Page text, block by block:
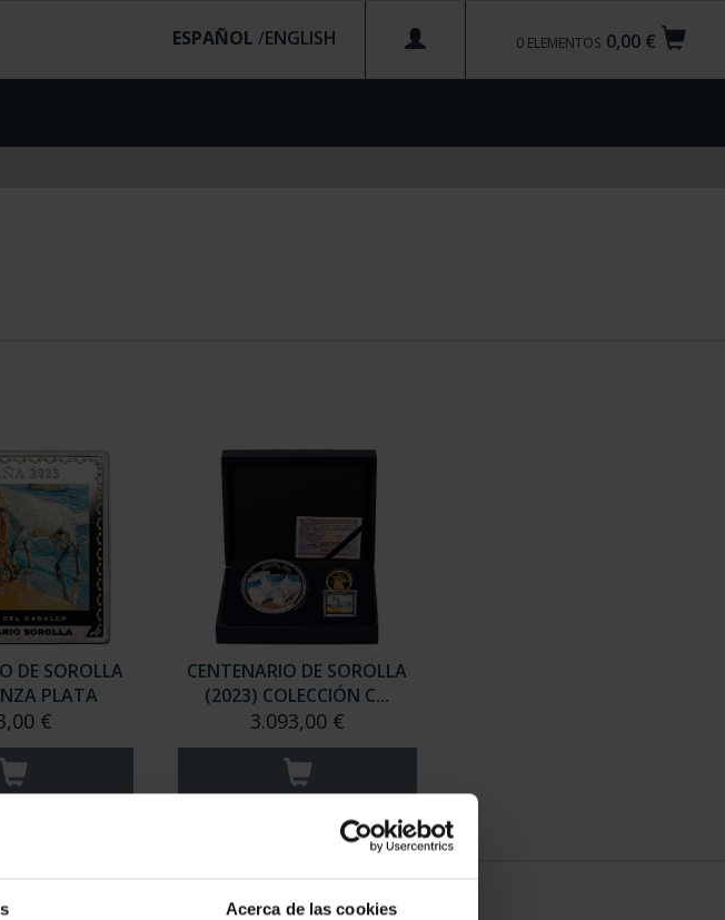
Acerca de las cookies
0,00 €
0 ELEMENTOS
ESPAÑOL /
DE SOROLLA
PLATA
€
CENTENARIO DE SOROLLA
(2023) COLECCIÓN C...
3.093,00 €